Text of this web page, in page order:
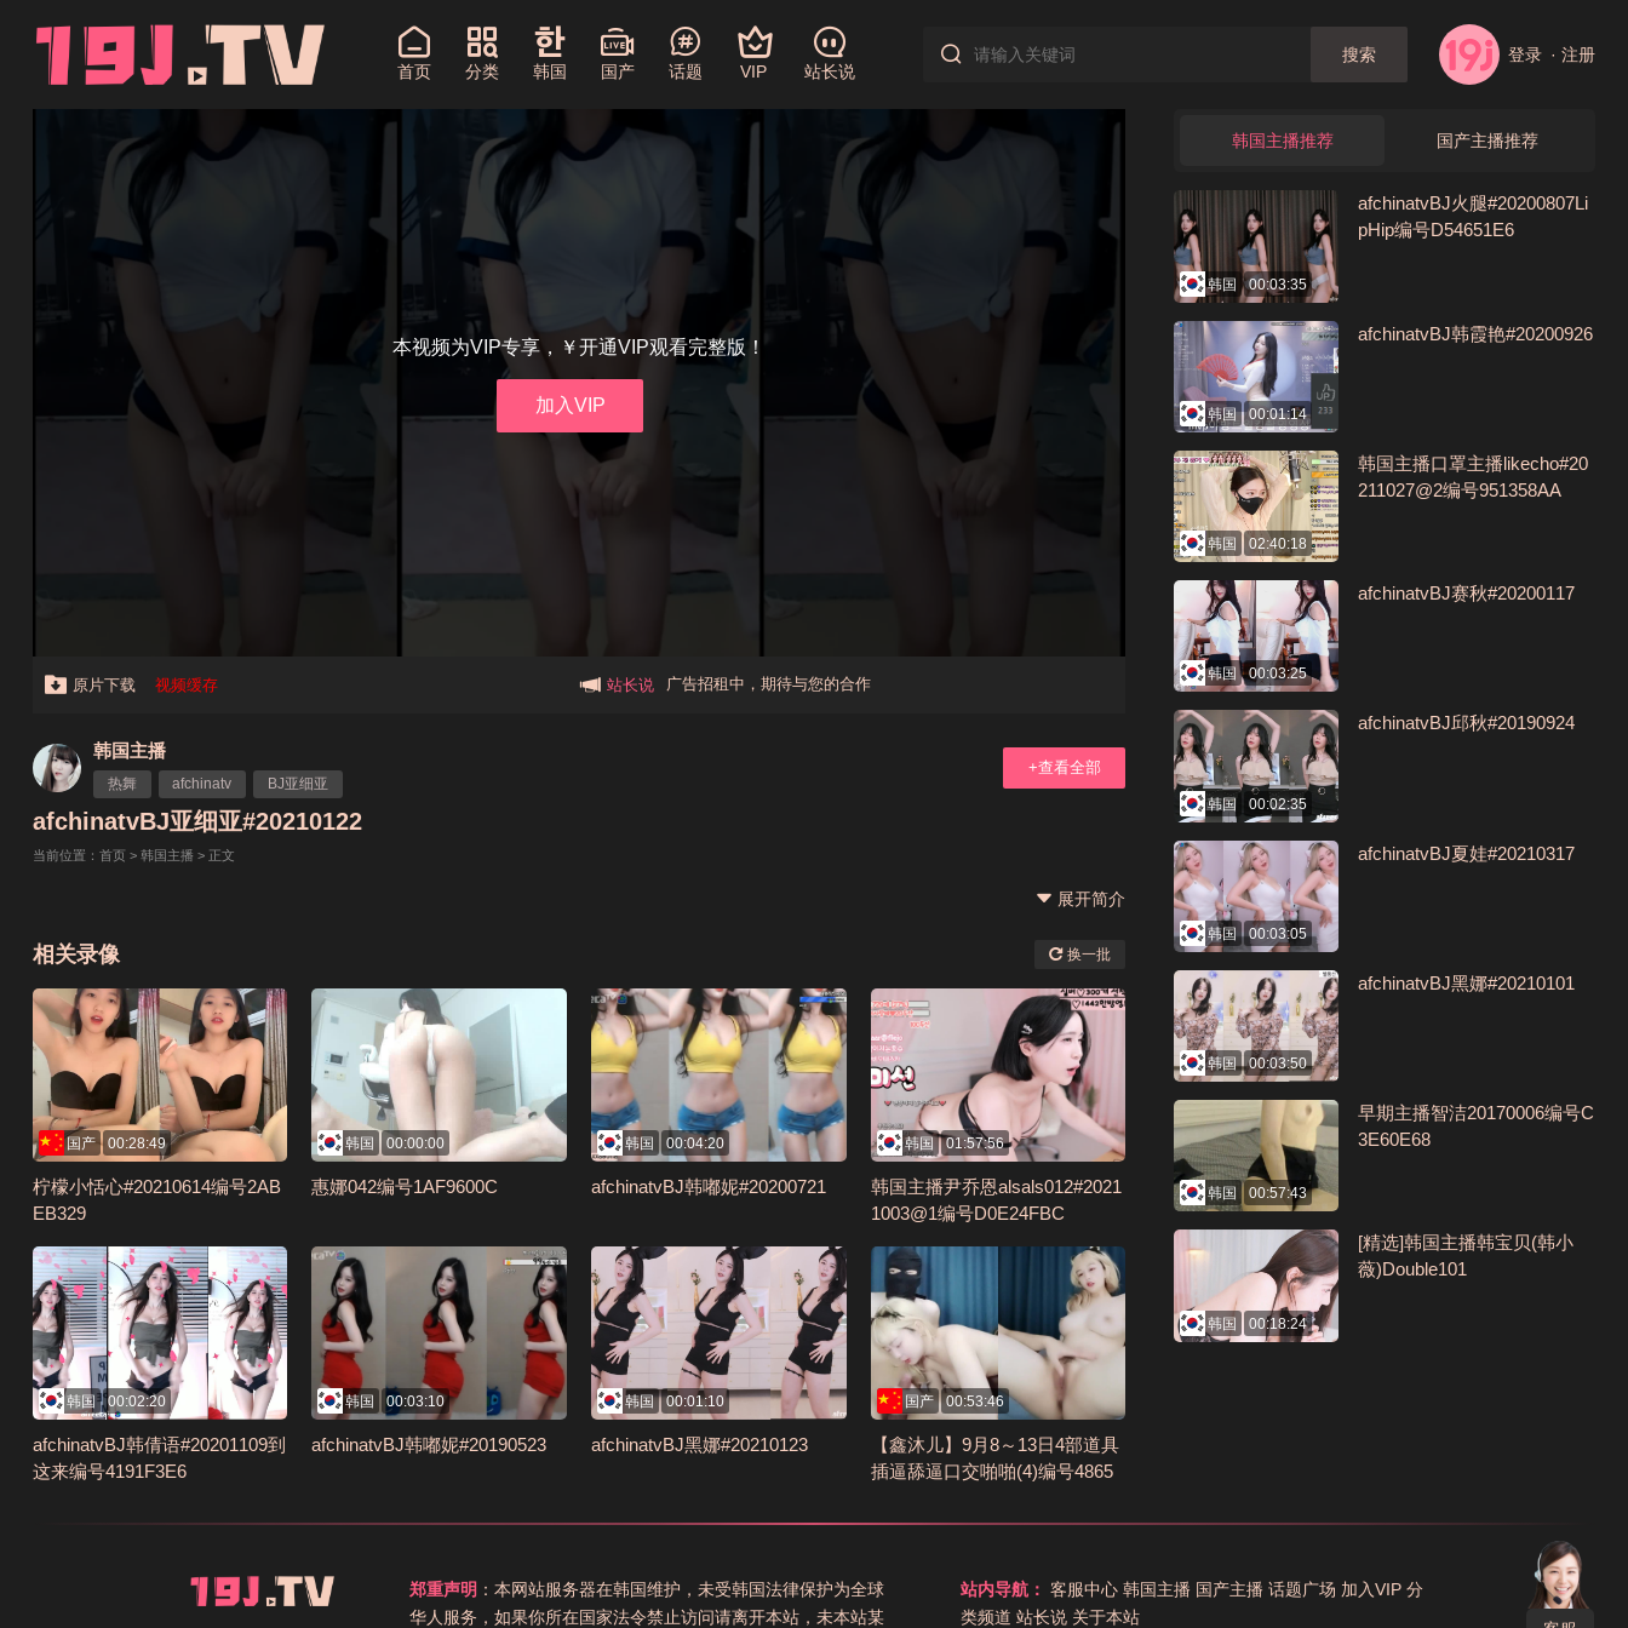
首页 分类 韩国 国产 话题 VIP 站长说
搜索 登录 · 注册
本视频为VIP专享，￥开通VIP观看完整版！
加入VIP
原片下载 视频缓存 站长说 广告招租中，期待与您的合作
韩国主播
热舞 afchinatv BJ亚细亚
+查看全部
afchinatvBJ亚细亚#20210122
当前位置： 首页 > 韩国主播 > 正文
展开简介
相关录像 换一批
国产 00:28:49
柠檬小恬心#20210614编号2AB
EB329
韩国 00:00:00
惠娜042编号1AF9600C
韩国 00:04:20
afchinatvBJ韩嘟妮#20200721
韩国 01:57:56
韩国主播尹乔恩alsals012#2021
1003@1编号D0E24FBC
韩国 00:02:20
afchinatvBJ韩倩语#20201109到
这来编号4191F3E6
韩国 00:03:10
afchinatvBJ韩嘟妮#20190523
韩国 00:01:10
afchinatvBJ黑娜#20210123
国产 00:53:46
【鑫沐儿】9月8～13日4部道具
插逼舔逼口交啪啪(4)编号4865
韩国主播推荐 国产主播推荐
韩国 00:03:35
afchinatvBJ火腿#20200807Li
pHip编号D54651E6
韩国 00:01:14
afchinatvBJ韩霞艳#20200926
韩国 02:40:18
韩国主播口罩主播likecho#20
211027@2编号951358AA
韩国 00:03:25
afchinatvBJ赛秋#20200117
韩国 00:02:35
afchinatvBJ邱秋#20190924
韩国 00:03:05
afchinatvBJ夏娃#20210317
韩国 00:03:50
afchinatvBJ黑娜#20210101
韩国 00:57:43
早期主播智洁20170006编号C
3E60E68
韩国 00:18:24
[精选]韩国主播韩宝贝(韩小
薇)Double101
郑重声明 ：本网站服务器在韩国维护，未受韩国法律保护为全球
华人服务，如果你所在国家法令禁止访问请离开本站，未本站某
站内导航： 客服中心 韩国主播 国产主播 话题广场 加入VIP 分
类频道 站长说 关于本站